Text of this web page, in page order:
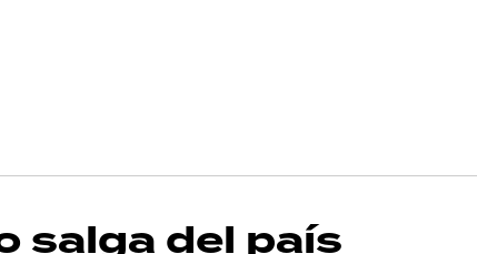
salga del país